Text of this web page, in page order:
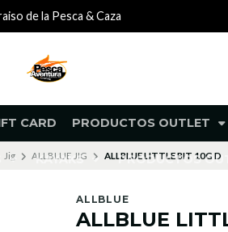
CARD PRODUCTOS OUTLET
KAYAKS PRODUCTOS
de la Pesca & Caza
Jig ALLBLUE JIG ALLBLUE LITTLE BIT 10G D
ALLBLUE
ALLBLUE